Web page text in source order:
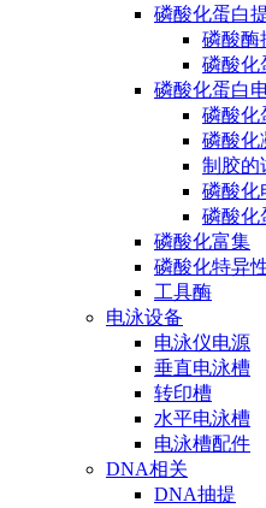
磷酸化蛋白
磷酸酶
磷酸化
磷酸化蛋白
磷酸化
磷酸化
制胶的
磷酸化
磷酸化
磷酸化富集
磷酸化特异
工具酶
电泳设备
电泳仪电源
垂直电泳槽
转印槽
水平电泳槽
电泳槽配件
DNA相关
DNA抽提